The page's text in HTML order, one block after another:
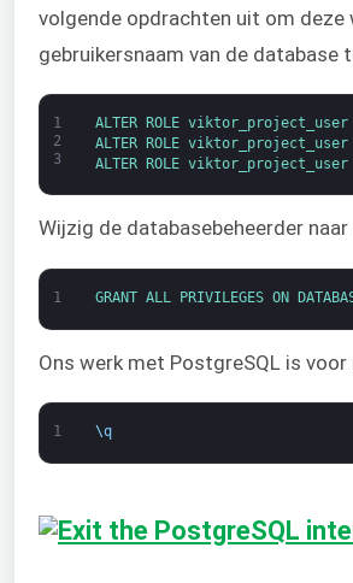
volgende opdrachten uit om
gebruikersnaam van de database
1
2
3
ALTER ROLE viktor_project_user
ALTER
ROLE viktor_project_user
ALTER
ROLE viktor_project_user
Wijzig de databasebeheerder
1 GRANT ALL PRIVILEGES ON
Ons werk met PostgreSQL is
1 \q